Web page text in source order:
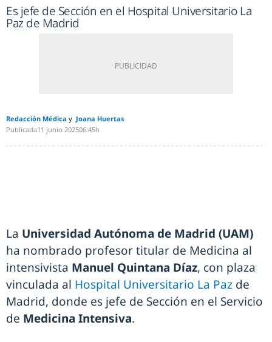
Es jefe de Sección en el Hospital Universitario La
Paz de Madrid
Redacción Médica
Joana Huertas
Publicada11 junio 202506:45h
La Universidad Autónoma de Madrid (UAM)
ha nombrado profesor titular de Medicina al
intensivista Manuel Quintana Díaz, con plaza
vinculada al Hospital Universitario La Paz de
Madrid, donde es jefe de Sección en el Servicio
de Medicina Intensiva.